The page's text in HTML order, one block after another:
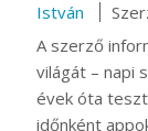
István
A szerző
világát – napi
évek óta
időnként